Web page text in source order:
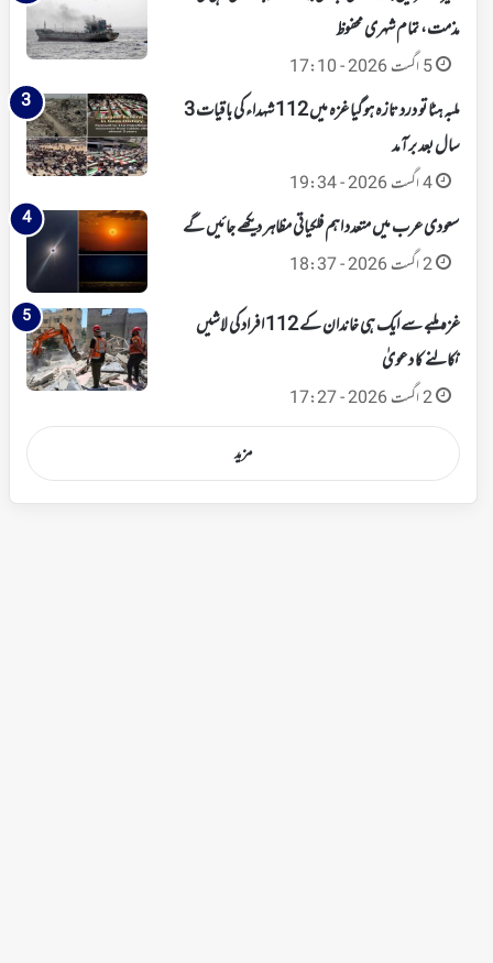
مذمت، تمام شہری محفوظ
5 اگست 2026 - 17:10
ملبہ ہٹا تو درد تازہ ہوگیا غزہ میں 112 شہداء کی باقیات 3
سال بعد برآمد
4 اگست 2026 - 19:34
سعودی عرب میں متعدد اہم فلکیاتی مظاہر دیکھے جائیں گے
2 اگست 2026 - 18:37
غزہ ملبے سے ایک ہی خاندان کے 112 افراد کی لاشیں
نکالنے کا دعویٰ
2 اگست 2026 - 17:27
مزید